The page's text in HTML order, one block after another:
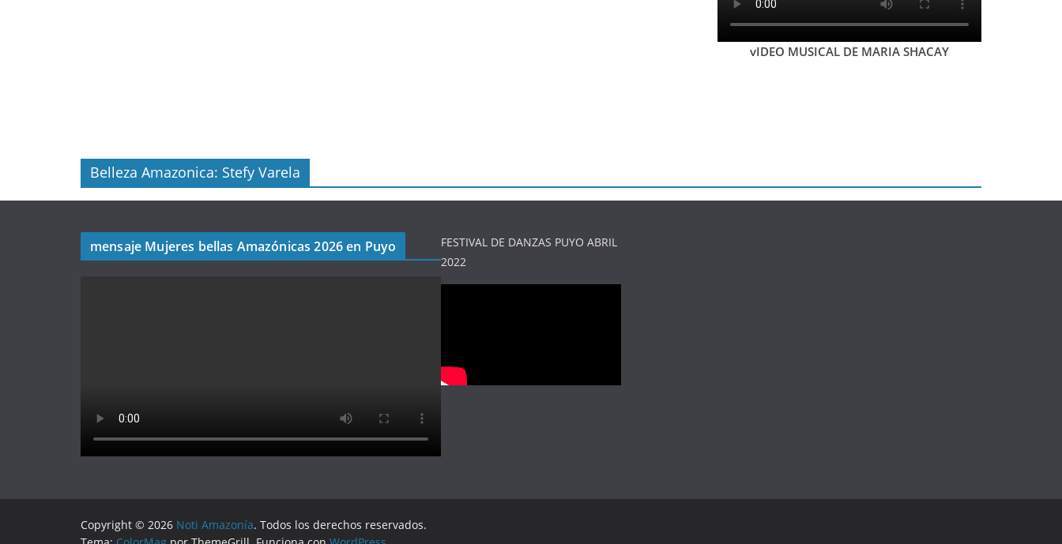
vIDEO MUSICAL DE MARIA SHACAY
Belleza Amazonica: Stefy Varela
mensaje Mujeres bellas Amazónicas 2026 en Puyo
FESTIVAL DE DANZAS PUYO ABRIL
2022
Copyright © 2026 Noti Amazonía. Todos los derechos reservados.